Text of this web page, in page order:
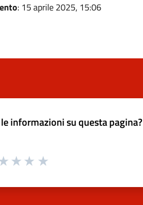
: 15 aprile 2025, 15:06
informazioni su questa pagina?